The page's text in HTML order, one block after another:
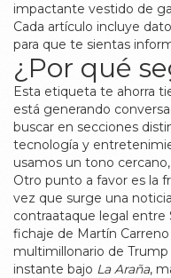
impactante vestido de
Cada artículo incluye
para que te sientas
¿Por qué
Esta etiqueta te ahorra
está generando
buscar en secciones
tecnología y
usamos un tono
Otro punto a favor es la
vez que surge una
contraataque legal entre
fichaje de Martín
multimillonario de
instante bajo La Araña,